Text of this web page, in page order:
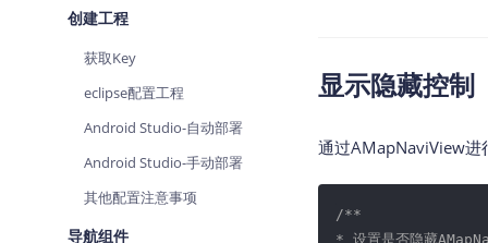
地理/逆地理编码
位置名称与经纬度之间转换服务
地理围栏
虚拟空间围栏服务
Android iOS
天气查询
查询目标区域当前/未来天气
智能两轮车 NEW
手机银行 NEW
认证开发商
创建工程
获取Key
eclipse配置工程
Android Studio-自动部署
Android Studio-手动部署
其他配置注意事项
导航组件
显示隐藏控制
通过AMapNaviView
/**
* 设置是否隐藏